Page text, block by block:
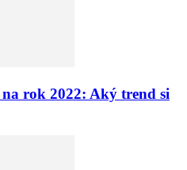
rok 2022: Aký trend si